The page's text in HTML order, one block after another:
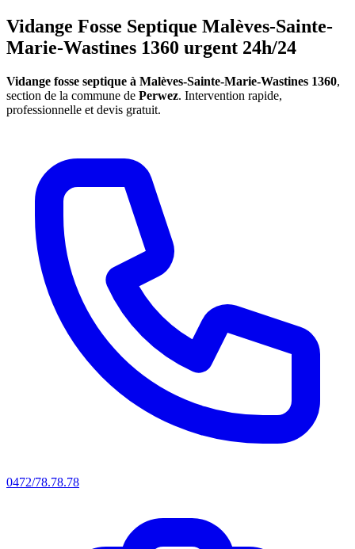
Vidange Fosse Septique Malèves-Sainte-
Marie-Wastines 1360 urgent 24h/24
Vidange fosse septique à Malèves-Sainte-Marie-Wastines 1360,
section de la commune de Perwez. Intervention rapide,
professionnelle et devis gratuit.
0472/78.78.78